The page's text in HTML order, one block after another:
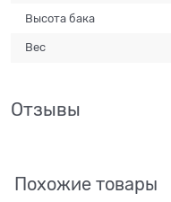
Высота бака
Вес
Отзывы
Похожие товары